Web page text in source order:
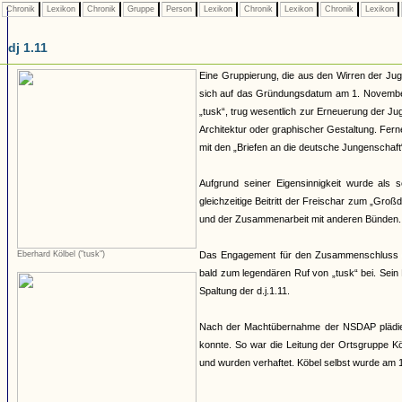
Chronik Lexikon Chronik Gruppe Person Lexikon Chronik Lexikon Chronik Lexikon
dj 1.11
Eberhard Kölbel ("tusk")
Eine Gruppierung, die aus den Wirren der
sich auf das Gründungsdatum am 1.
„tusk“, trug wesentlich zur Erneuerung der
Architektur oder graphischer Gestaltung.
mit den „Briefen an die deutsche
Aufgrund seiner Eigensinnigkeit wurde als
gleichzeitige Beitritt der Freischar zum
und der Zusammenarbeit mit anderen
Das Engagement für den
bald zum legendären Ruf von „tusk“ bei.
Spaltung der d.j.1.11.
Nach der Machtübernahme der NSDAP
konnte. So war die Leitung der Ortsgruppe
und wurden verhaftet. Köbel selbst wurde am